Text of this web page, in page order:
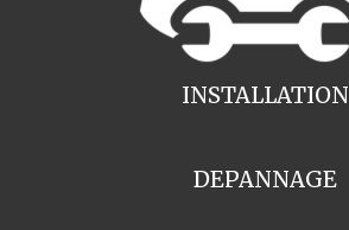
INSTALLATION
DEPANNAGE